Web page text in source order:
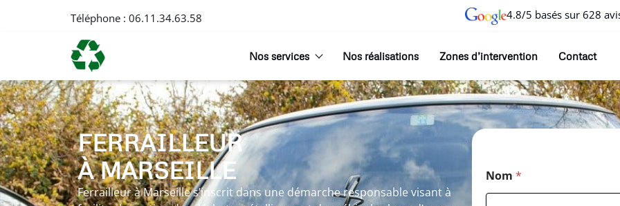
Téléphone : 06.11.34.63.58 4.8/5 basés sur 628
Nos services Nos réalisations Zones d’intervention Contact
FERRAILLEUR
À MARSEILLE
Ferrailleur à Marseille s’inscrit dans une démarche responsable visant à
Nom *